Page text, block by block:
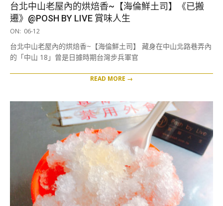
台北中山老屋內的烘焙香~【海倫鮮土司】《已搬
遷》@POSH BY LIVE 賞味人生
2019-
12
ON: 06-12
台北中山老屋內的烘焙香~【海倫鮮土司】 藏身在中山北路巷弄內
的「中山 18」曾是日據時期台灣步兵軍官
READ MORE →